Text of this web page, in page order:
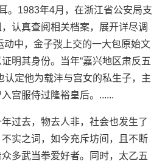
。1983年4月，在浙江省公安局支
认真查阅相关档案，展开详尽调
动中，金子弢上交的一大包原始文
明其身份。当年“嘉兴地区肃反五
认定他为载沣与宫女的私生子，主
入宫服侍过隆裕皇后。......
过去，物去人非，社会也发生了
实之词， 如今充斥坊间，且不断
众多武当拳爱好者。同时，太乙五